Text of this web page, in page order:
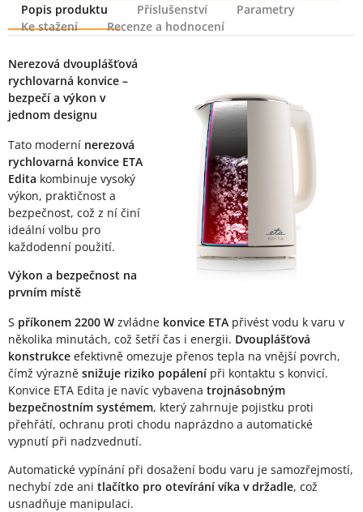
Popis produktu
Příslušenství
Parametry
Ke stažení
Recenze a hodnocení
Popis produktu
Nerezová dvouplášťová
rychlovarná konvice –
bezpečí a výkon v
jednom designu
Tato moderní nerezová
rychlovarná konvice ETA
Edita kombinuje vysoký
výkon, praktičnost a
bezpečnost, což z ní činí
ideální volbu pro
každodenní použití.
Výkon a bezpečnost na
prvním místě
S příkonem 2200 W zvládne konvice ETA přivést vodu k varu v
několika minutách, což šetří čas i energii. Dvouplášťová
konstrukce efektivně omezuje přenos tepla na vnější povrch,
čímž výrazně snižuje riziko popálení při kontaktu s konvicí.
Konvice ETA Edita je navíc vybavena trojnásobným
bezpečnostním systémem, který zahrnuje pojistku proti
přehřátí, ochranu proti chodu naprázdno a automatické
vypnutí při nadzvednutí.
Automatické vypínání při dosažení bodu varu je samozřejmostí,
nechybí zde ani tlačítko pro otevírání víka v držadle, což
usnadňuje manipulaci.